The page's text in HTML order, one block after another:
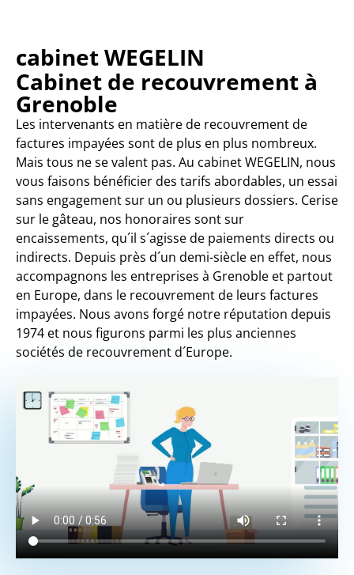
cabinet WEGELIN
Cabinet de recouvrement à
Grenoble
Les intervenants en matière de recouvrement de
factures impayées sont de plus en plus nombreux.
Mais tous ne se valent pas. Au cabinet WEGELIN, nous
vous faisons bénéficier des tarifs abordables, un essai
sans engagement sur un ou plusieurs dossiers. Cerise
sur le gâteau, nos honoraires sont sur
encaissements, qu´il s´agisse de paiements directs ou
indirects. Depuis près d´un demi-siècle en effet, nous
accompagnons les entreprises à Grenoble et partout
en Europe, dans le recouvrement de leurs factures
impayées. Nous avons forgé notre réputation depuis
1974 et nous figurons parmi les plus anciennes
sociétés de recouvrement d´Europe.